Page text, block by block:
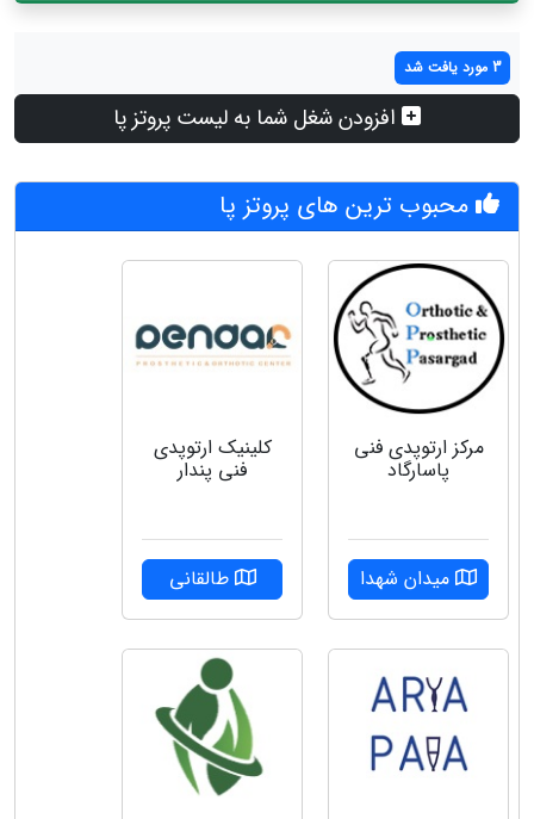
3 مورد یافت شد
افزودن شغل شما به لیست پروتز پا
محبوب ترین های پروتز پا
مرکز ارتوپدی فنی
پاسارگاد
میدان شهدا
کلینیک ارتوپدی
فنی پندار
طالقانی